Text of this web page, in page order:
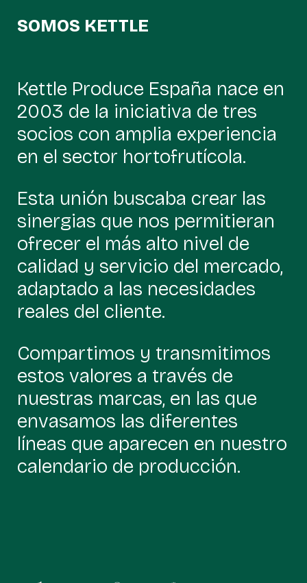
SOMOS KETTLE
Kettle Produce España nace en
2003 de la iniciativa de tres
socios con amplia experiencia
en el sector hortofrutícola.
Esta unión buscaba crear las
sinergias que nos permitieran
ofrecer el más alto nivel de
calidad y servicio del mercado,
adaptado a las necesidades
reales del cliente.
Compartimos y transmitimos
estos valores a través de
nuestras marcas, en las que
envasamos las diferentes
líneas que aparecen en nuestro
calendario de producción.